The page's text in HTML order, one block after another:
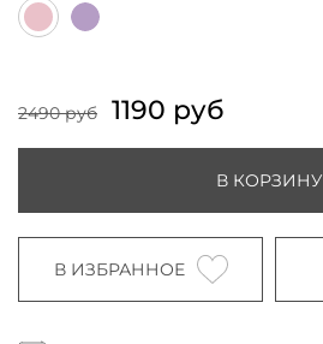
2490 руб 1190 руб
В КОРЗИНУ
В ИЗБРАННОЕ